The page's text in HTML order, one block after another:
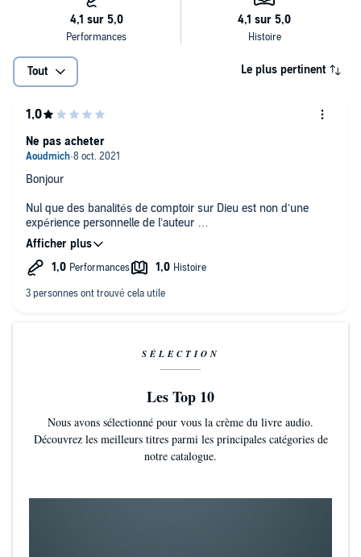
Tout Le plus pertinent
Bonjour
Nul que des banalités de comptoir sur Dieu est non d’une
expérience personnelle de l’auteur
il pioche à droite à gauche sur divers auteurs
en leurs fessent les poches
Quelle Misère pour un psychiatre qui travaille sur le
PS: il doit en savoir plus sur le diable que de Dieu vue son
Ne pas acheter
SÉLECTION
Les Top 10
Nous avons sélectionné pour vous la crème du livre audio.
Découvrez les meilleurs titres parmi les principales catégories de
notre catalogue.